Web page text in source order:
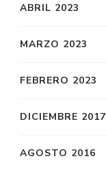
ABRIL 2023
MARZO 2023
FEBRERO 2023
DICIEMBRE 2017
AGOSTO 2016